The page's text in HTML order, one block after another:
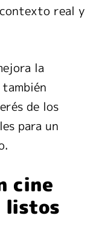
real y
la
de los
para un
cine
listos